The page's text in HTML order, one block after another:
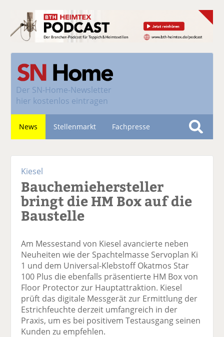
Der SN-Home-Newsletter
hier kostenlos eintragen
News Stellenmarkt Fachpresse
S
Kiesel
Bauchemiehersteller
bringt die HM Box auf die
Baustelle
Am Messestand von Kiesel avancierte neben
Neuheiten wie der Spachtelmasse Servoplan Ki
1 und dem Universal-Klebstoff Okatmos Star
100 Plus die ebenfalls präsentierte HM Box von
Floor Protector zur Hauptattraktion. Kiesel
prüft das digitale Messgerät zur Ermittlung der
Estrichfeuchte derzeit umfangreich in der
Praxis, um es bei positivem Testausgang seinen
Kunden zu empfehlen.